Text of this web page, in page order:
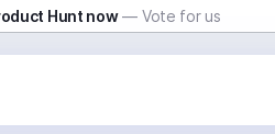
Hunt now — Vote for us